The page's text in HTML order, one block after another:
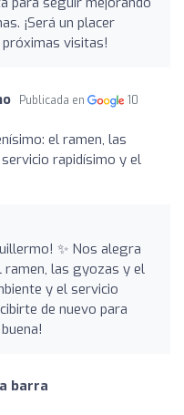
¡Será un placer
visitas!
Publicada en
10
el ramen, las
rapidísimo y el
✨ Nos alegra
las gyozas y el
y el servicio
de nuevo para
barra